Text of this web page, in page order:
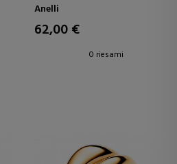
FAVOLA 196242CZ
Anelli
62,00 €
0 riesami